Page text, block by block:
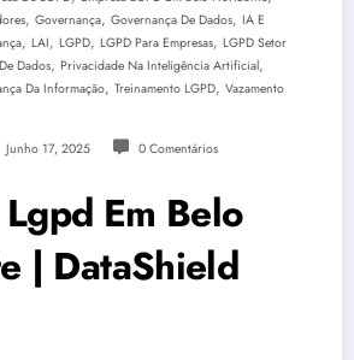
, Governança, Governança De Dados, IA E
, LAI, LGPD, LGPD Para Empresas, LGPD Setor
Dados, Privacidade Na Inteligência Artificial,
Da Informação, Treinamento LGPD, Vazamento
Junho 17, 2025 0 Comentários
Em Belo
| DataShield